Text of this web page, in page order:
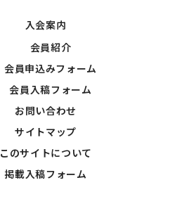
入会案内
会員紹介
会員申込みフォーム
会員入稿フォーム
お問い合わせ
サイトマップ
このサイトについて
掲載入稿フォーム